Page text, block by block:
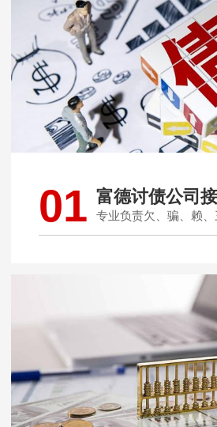
01 富德讨债公司
专业负责欠、骗、赖